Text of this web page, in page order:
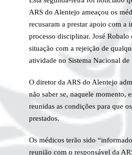
ARS do Alentejo ameaçou os
recusaram a prestar apoio com a
processo disciplinar. José Robalo
situação com a rejeição de
atividade no Sistema Nacional de
O diretor da ARS do Alentejo
não saber se, naquele momento,
reunidas as condições para que
prestados.
Os médicos terão sido
reunião com o responsável da